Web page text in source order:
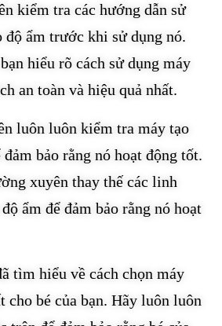
kiểm tra các hướng dẫn sử
độ ẩm trước khi sử dụng nó.
hiểu rõ cách sử dụng máy
an toàn và hiệu quả nhất.
luôn luôn kiểm tra máy tạo
đảm bảo rằng nó hoạt động tốt.
xuyên thay thế các linh
ẩm để đảm bảo rằng nó hoạt
tìm hiểu về cách chọn máy
cho bé của bạn. Hãy luôn luôn